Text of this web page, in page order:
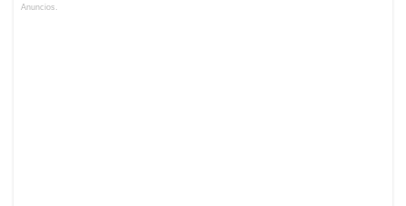
Anuncios.